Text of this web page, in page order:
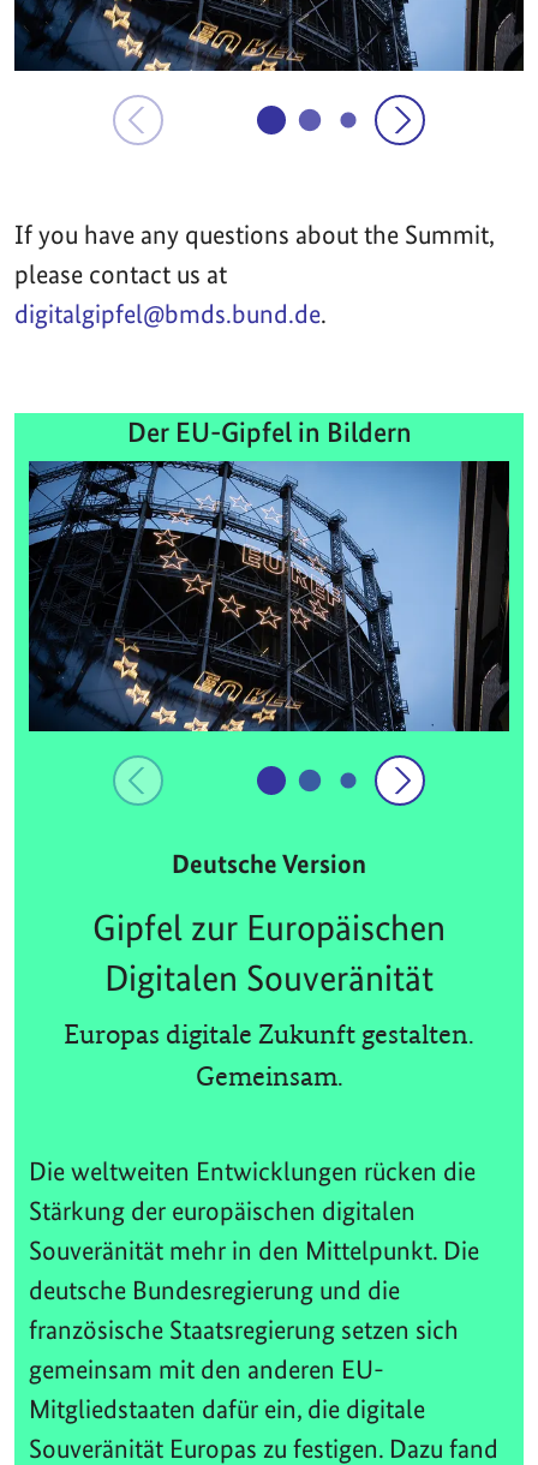
If you have any questions about the Summit,
please contact us at
digitalgipfel@bmds.bund.de.
Der EU-Gipfel in Bildern
Deutsche Version
Gipfel zur Europäischen
Digitalen Souveränität
Europas digitale Zukunft gestalten.
Gemeinsam.
Die weltweiten Entwicklungen rücken die
Stärkung der europäischen digitalen
Souveränität mehr in den Mittelpunkt. Die
deutsche Bundesregierung und die
französische Staatsregierung setzen sich
gemeinsam mit den anderen EU-
Mitgliedstaaten dafür ein, die digitale
Souveränität Europas zu festigen. Dazu fand